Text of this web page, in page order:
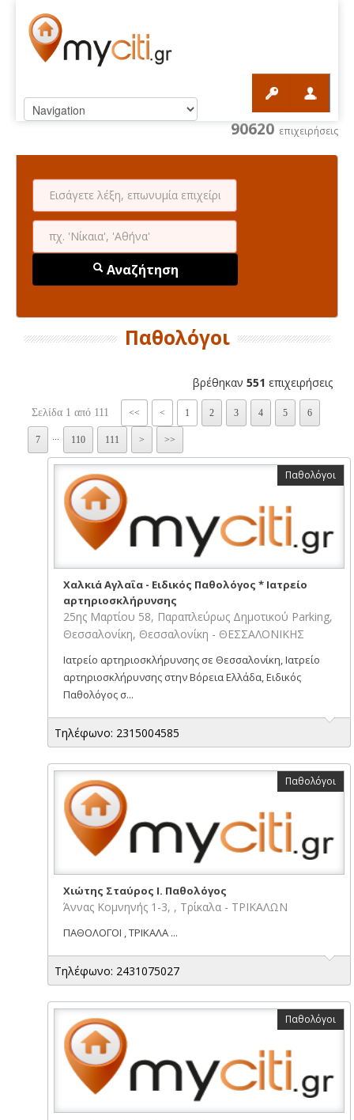
90620 επιχειρήσεις
Αναζήτηση
Παθολόγοι
βρέθηκαν 551 επιχειρήσεις
Σελίδα 1 από 111 << < 1 2 3 4 5 6
7 110 111 > >>
Παθολόγοι
Χαλκιά Αγλαΐα - Ειδικός Παθολόγος * Ιατρείο
αρτηριοσκλήρυνσης
25ης Μαρτίου 58, Παραπλεύρως Δημοτικού Parking,
Θεσσαλονίκη, Θεσσαλονίκη - ΘΕΣΣΑΛΟΝΙΚΗΣ
Ιατρείο αρτηριοσκλήρυνσης σε Θεσσαλονίκη, Ιατρείο
αρτηριοσκλήρυνσης στην Βόρεια Ελλάδα, Ειδικός
Παθολόγος σ...
Τηλέφωνο: 2315004585
Παθολόγοι
Χιώτης Σταύρος Ι. Παθολόγος
Άννας Κομνηνής 1-3, , Τρίκαλα - ΤΡΙΚΑΛΩΝ
ΠΑΘΟΛΟΓΟΙ , ΤΡΙΚΑΛΑ ...
Τηλέφωνο: 2431075027
Παθολόγοι